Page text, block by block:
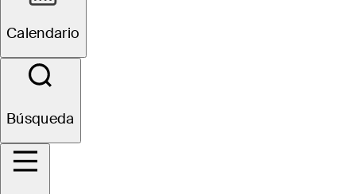
Calendario
Búsqueda